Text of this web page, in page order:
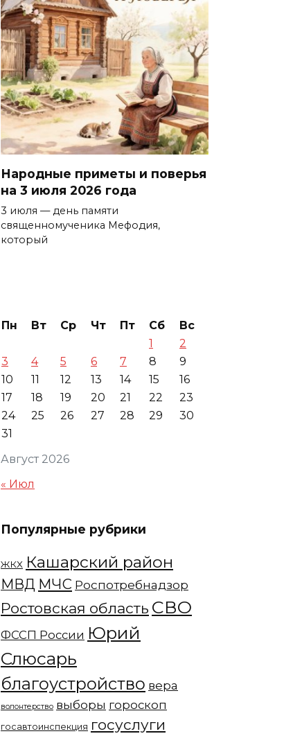
Народные приметы и поверья
на 3 июля 2026 года
3 июля — день памяти
священномученика Мефодия,
который
Август 2026
Пн Вт Ср Чт Пт Сб
Вс
1
2
3
4 5 6 7 8
9
10
11 12 13 14 15
16
17
18 19 20 21 22
23
24
25 26 27 28 29
30
31
« Июл
Популярные рубрики
ЖКХ Кашарский район
МВД МЧС Роспотребнадзор
Ростовская область СВО
ФССП России Юрий
Слюсарь
благоустройство вера
волонтерство выборы гороскоп
госавтоинспекция госуслуги